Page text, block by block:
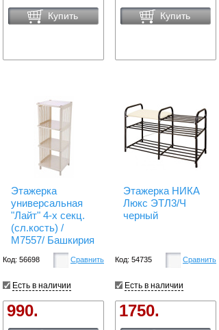
Купить Купить
Этажерка
универсальная
"Лайт" 4-х секц.
(сл.кость) /
М7557/ Башкирия
Код: 56698 Сравнить
Есть в наличии
990.
Этажерка НИКА
Люкс ЭТЛ3/Ч
черный
Код: 54735 Сравнить
Есть в наличии
1750.